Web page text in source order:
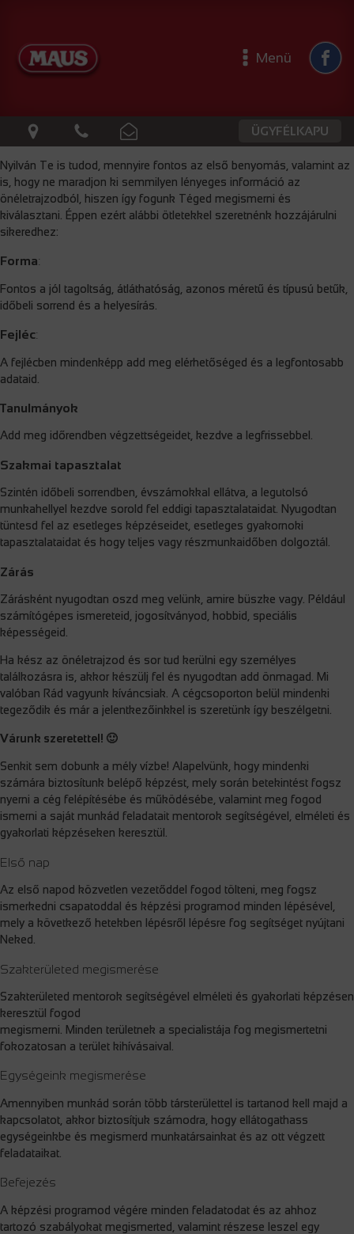
Menü
ÜGYFÉLKAPU
Nyilván Te is tudod, mennyire fontos az első benyomás, valamint az
is, hogy ne maradjon ki semmilyen lényeges információ az
önéletrajzodból, hiszen így fogunk Téged megismerni és
kiválasztani. Éppen ezért alábbi ötletekkel szeretnénk hozzájárulni
sikeredhez:
Forma:
Fontos a jól tagoltság, átláthatóság, azonos méretű és típusú betűk,
időbeli sorrend és a helyesírás.
Fejléc:
A fejlécben mindenképp add meg elérhetőséged és a legfontosabb
adataid.
Tanulmányok
Add meg időrendben végzettségeidet, kezdve a legfrissebbel.
Szakmai tapasztalat
Szintén időbeli sorrendben, évszámokkal ellátva, a legutolsó
munkahellyel kezdve sorold fel eddigi tapasztalataidat. Nyugodtan
tüntesd fel az esetleges képzéseidet, esetleges gyakornoki
tapasztalataidat és hogy teljes vagy részmunkaidőben dolgoztál.
Zárás
Zárásként nyugodtan oszd meg velünk, amire büszke vagy. Például
számítógépes ismereteid, jogosítványod, hobbid, speciális
képességeid.
Ha kész az önéletrajzod és sor tud kerülni egy személyes
találkozásra is, akkor készülj fel és nyugodtan add önmagad. Mi
valóban Rád vagyunk kíváncsiak. A cégcsoporton belül mindenki
tegeződik és már a jelentkezőinkkel is szeretünk így beszélgetni.
Várunk szeretettel! 🙂
Senkit sem dobunk a mély vízbe! Alapelvünk, hogy mindenki
számára biztosítunk belépő képzést, mely során betekintést fogsz
nyerni a cég felépítésébe és működésébe, valamint meg fogod
ismerni a saját munkád feladatait mentorok segítségével, elméleti és
gyakorlati képzéseken keresztül.
Első nap
Az első napod közvetlen vezetőddel fogod tölteni, meg fogsz
ismerkedni csapatoddal és képzési programod minden lépésével,
mely a következő hetekben lépésről lépésre fog segítséget nyújtani
Neked.
Szakterületed megismerése
Szakterületed mentorok segítségével elméleti és gyakorlati képzésen
keresztül fogod
megismerni. Minden területnek a specialistája fog megismertetni
fokozatosan a terület kihívásaival.
Egységeink megismerése
Amennyiben munkád során több társterülettel is tartanod kell majd a
kapcsolatot, akkor biztosítjuk számodra, hogy ellátogathass
egységeinkbe és megismerd munkatársainkat és az ott végzett
feladataikat.
Befejezés
A képzési programod végére minden feladatodat és az ahhoz
tartozó szabályokat megismerted, valamint részese leszel egy